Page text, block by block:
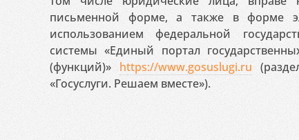
письменной форме, а также в форме
использованием федеральной
системы «Единый портал
(функций)» https://www.gosuslugi.ru
«Госуслуги. Решаем вместе»).